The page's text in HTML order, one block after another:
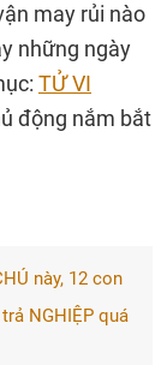
may rủi nào
những ngày
TỬ VI
động nắm bắt
này, 12 con
NGHIỆP quá